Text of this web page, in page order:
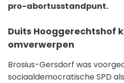
pro-abortusstandpunt.
Duits Hooggerechtshof
omverwerpen
Brosius-Gersdorf was
sociaaldemocratische SPD